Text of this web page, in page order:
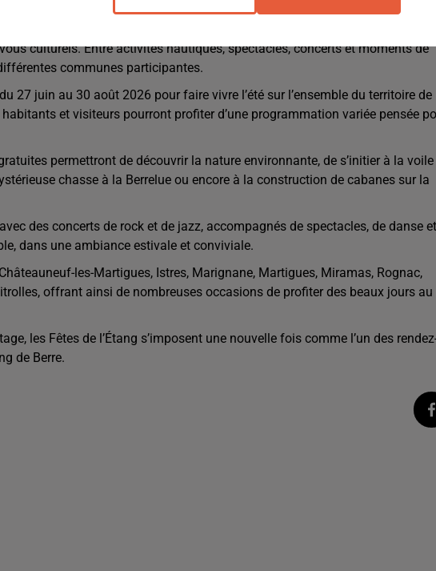
reviennent tout autour de l’étang de Berre avec un programme riche en
culturels. Entre activités nautiques, spectacles, concerts et moments de
communes participantes.
27 juin au 30 août 2026 pour faire vivre l’été sur l’ensemble du territoire de
et visiteurs pourront profiter d’une programmation variée pensée
permettront de découvrir la nature environnante, de s’initier à la voile
chasse à la Berrelue ou encore à la construction de cabanes sur la
des concerts de rock et de jazz, accompagnés de spectacles, de danse et
dans une ambiance estivale et conviviale.
les-Martigues, Istres, Marignane, Martigues, Miramas, Rognac,
offrant ainsi de nombreuses occasions de profiter des beaux jours au
les Fêtes de l’Étang s’imposent une nouvelle fois comme l’un des
de Berre.